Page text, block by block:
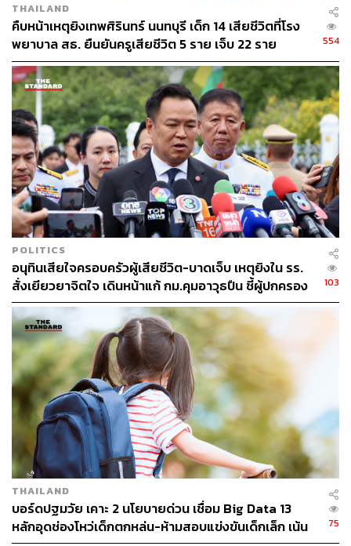
THAILAND
คืบหน้าเหตุยิงเทพศิรินทร์ นนทบุรี เด็ก 14 เสียชีวิตที่โรง
พยาบาล สธ. ยืนยันครูเสียชีวิต 5 ราย เจ็บ 22 ราย
554
POLITICS
อนุทินเสียใจครอบครัวผู้เสียชีวิต-บาดเจ็บ เหตุยิงใน รร.
สั่งเยียวยาจิตใจ เดินหน้าแก้ กม.คุมอาวุธปืน ชี้ผู้ปกครอง
ต้องร่วมรับผิดชอบ
103
THAILAND
บอร์ดปฐมวัย เคาะ 2 นโยบายด่วน เชื่อม Big Data 13
หลักอุดช่องโหว่เด็กตกหล่น-ห้ามสอบแข่งขันเด็กเล็ก เน้น
75